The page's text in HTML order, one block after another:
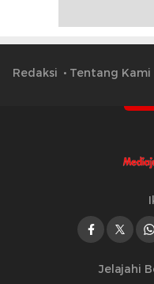
Redaksi Tentang Kami
Jelajahi